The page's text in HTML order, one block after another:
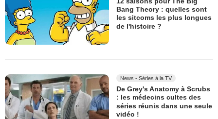
Bang Theory : quelles sont
les sitcoms les plus longues
de l'histoire ?
News - Séries à la TV
De Grey's Anatomy à Scrubs
: les médecins cultes des
séries réunis dans une seule
vidéo !